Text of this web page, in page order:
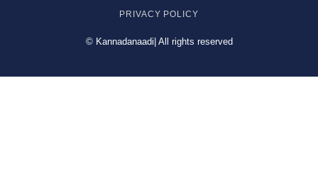
PRIVACY POLICY
© Kannadanaadi| All rights reserved